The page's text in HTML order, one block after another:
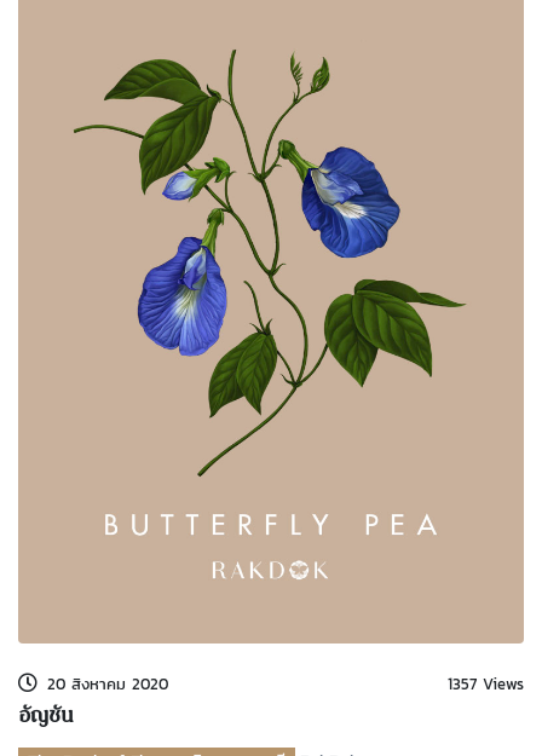
20 สิงหาคม 2020 1357 Views
อัญชัน